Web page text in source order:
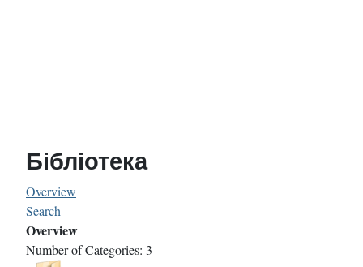
Бібліотека
Overview
Search
Overview
Number of Categories: 3